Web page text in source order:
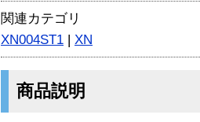
関連カテゴリ
XN004ST1 | XN
商品説明